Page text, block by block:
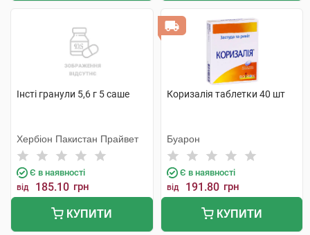
Інсті гранули 5,6 г 5 саше
Хербіон Пакистан Прайвет
Є в наявності
від 185.10 грн
КУПИТИ
Коризалія таблетки 40 шт
Буарон
Є в наявності
від 191.80 грн
КУПИТИ